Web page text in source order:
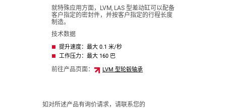
就特殊应用方面，LVM, LAS 型差动缸可以配备
客户指定的密封件，并按客户指定的行程长度
制造。
技术数据
提升速度：最大 0.1 米/秒
工作压力：最大 160 巴
前往产品页面： LVM 型轮毂轴承
如对所述产品有询价请求，请联系您的